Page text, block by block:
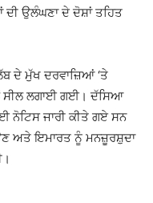
ਦੀ ਉਲੰਘਣਾ ਦੇ ਦੋਸ਼ਾਂ ਤਹਿਤ
ਦੇ ਮੁੱਖ ਦਰਵਾਜ਼ਿਆਂ ‘ਤੇ
ਸੀਲ ਲਗਾਈ ਗਈ। ਦੱਸਿਆ
ਨੋਟਿਸ ਜਾਰੀ ਕੀਤੇ ਗਏ ਸਨ
ਅਤੇ ਇਮਾਰਤ ਨੂੰ ਮਨਜ਼ੂਰਸ਼ੁਦਾ